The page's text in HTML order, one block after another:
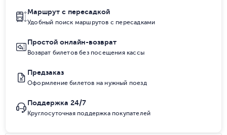
Маршрут с пересадкой
Удобный поиск маршрутов с пересадками
Простой онлайн-возврат
Возврат билетов без посещения кассы
Предзаказ
Оформление билетов на нужный поезд
Поддержка 24/7
Круглосуточная поддержка покупателей